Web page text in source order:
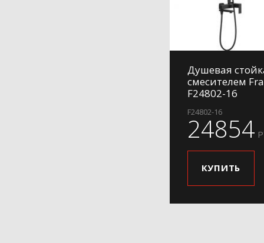
Душевая
смесителем
F24802-16
F24802-16
24854
КУПИТЬ